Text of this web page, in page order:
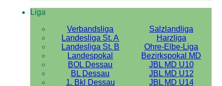
Liga
Verbandsliga
Salzlandliga
Landesliga St. A
Harzliga
Landesliga St. B
Ohre-Elbe-Liga
Landespokal
Bezirkspokal MD
BOL Dessau
JBL MD U10
BL Dessau
JBL MD U12
1. Bkl Dessau
JBL MD U14